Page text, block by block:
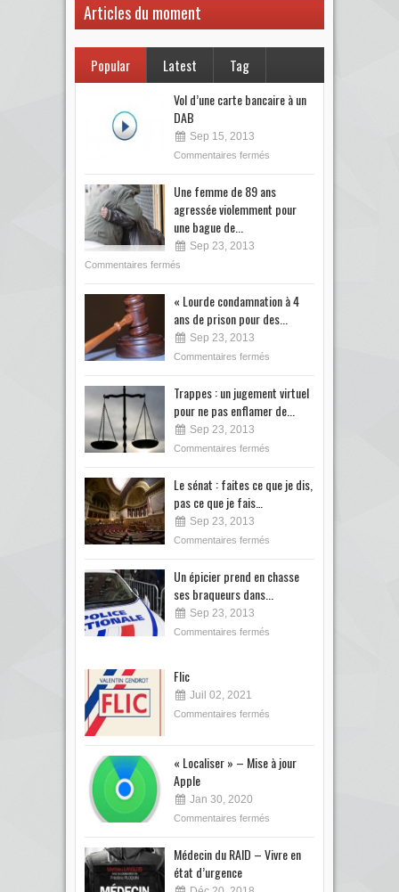
Articles du moment
Popular Latest Tag
Vol d’une carte bancaire à un
DAB
Sep 15, 2013
Commentaires fermés
Une femme de 89 ans
agressée violemment pour
une bague de...
Sep 23, 2013
Commentaires fermés
« Lourde condamnation à 4
ans de prison pour des...
Sep 23, 2013
Commentaires fermés
Trappes : un jugement virtuel
pour ne pas enflamer de...
Sep 23, 2013
Commentaires fermés
Le sénat : faites ce que je dis,
pas ce que je fais…
Sep 23, 2013
Commentaires fermés
Un épicier prend en chasse
ses braqueurs dans...
Sep 23, 2013
Commentaires fermés
Flic
Juil 02, 2021
Commentaires fermés
« Localiser » – Mise à jour
Apple
Jan 30, 2020
Commentaires fermés
Médecin du RAID – Vivre en
état d’urgence